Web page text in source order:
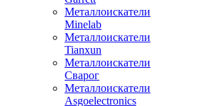
Металлоискатели
Minelab
Металлоискатели
Tianxun
Металлоискатели
Сварог
Металлоискатели
Asgoelectronics